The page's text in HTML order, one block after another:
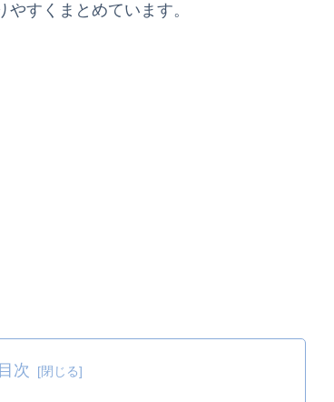
すくまとめています。
目次